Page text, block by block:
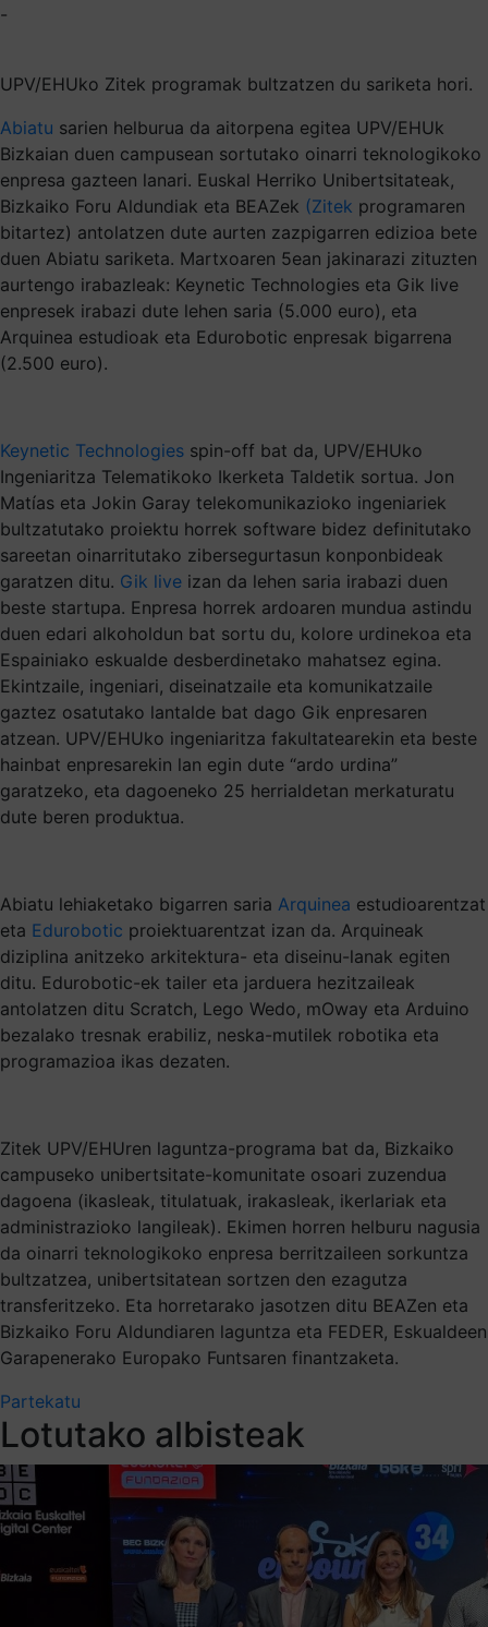
-
UPV/EHUko Zitek programak bultzatzen du sariketa hori.
Abiatu sarien helburua da aitorpena egitea UPV/EHUk
Bizkaian duen campusean sortutako oinarri teknologikoko
enpresa gazteen lanari. Euskal Herriko Unibertsitateak,
Bizkaiko Foru Aldundiak eta BEAZek (Zitek programaren
bitartez) antolatzen dute aurten zazpigarren edizioa bete
duen Abiatu sariketa. Martxoaren 5ean jakinarazi zituzten
aurtengo irabazleak: Keynetic Technologies eta Gik live
enpresek irabazi dute lehen saria (5.000 euro), eta
Arquinea estudioak eta Edurobotic enpresak bigarrena
(2.500 euro).
Keynetic Technologies spin-off bat da, UPV/EHUko
Ingeniaritza Telematikoko Ikerketa Taldetik sortua. Jon
Matías eta Jokin Garay telekomunikazioko ingeniariek
bultzatutako proiektu horrek software bidez definitutako
sareetan oinarritutako zibersegurtasun konponbideak
garatzen ditu. Gik live izan da lehen saria irabazi duen
beste startupa. Enpresa horrek ardoaren mundua astindu
duen edari alkoholdun bat sortu du, kolore urdinekoa eta
Espainiako eskualde desberdinetako mahatsez egina.
Ekintzaile, ingeniari, diseinatzaile eta komunikatzaile
gaztez osatutako lantalde bat dago Gik enpresaren
atzean. UPV/EHUko ingeniaritza fakultatearekin eta beste
hainbat enpresarekin lan egin dute “ardo urdina”
garatzeko, eta dagoeneko 25 herrialdetan merkaturatu
dute beren produktua.
Abiatu lehiaketako bigarren saria Arquinea estudioarentzat
eta Edurobotic proiektuarentzat izan da. Arquineak
diziplina anitzeko arkitektura- eta diseinu-lanak egiten
ditu. Edurobotic-ek tailer eta jarduera hezitzaileak
antolatzen ditu Scratch, Lego Wedo, mOway eta Arduino
bezalako tresnak erabiliz, neska-mutilek robotika eta
programazioa ikas dezaten.
Zitek UPV/EHUren laguntza-programa bat da, Bizkaiko
campuseko unibertsitate-komunitate osoari zuzendua
dagoena (ikasleak, titulatuak, irakasleak, ikerlariak eta
administrazioko langileak). Ekimen horren helburu nagusia
da oinarri teknologikoko enpresa berritzaileen sorkuntza
bultzatzea, unibertsitatean sortzen den ezagutza
transferitzeko. Eta horretarako jasotzen ditu BEAZen eta
Bizkaiko Foru Aldundiaren laguntza eta FEDER, Eskualdeen
Garapenerako Europako Funtsaren finantzaketa.
Partekatu
Lotutako albisteak